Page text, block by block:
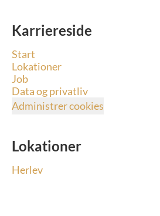
Karriereside
Start
Lokationer
Job
Data og privatliv
Administrer cookies
Lokationer
Herlev